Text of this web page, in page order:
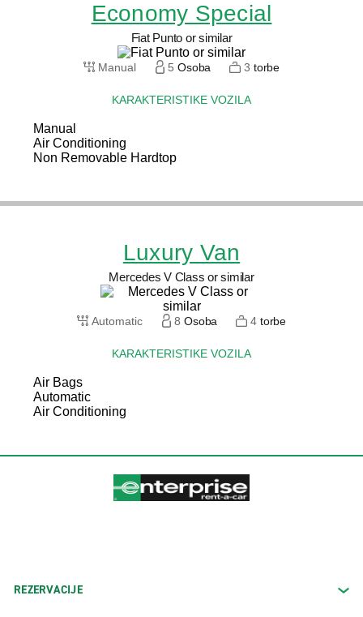
Economy Special
Fiat Punto or similar
Manual 5 Osoba 3 torbe
KARAKTERISTIKE VOZILA
Manual
Air Conditioning
Non Removable Hardtop
Luxury Van
Mercedes V Class or similar
Automatic 8 Osoba 4 torbe
KARAKTERISTIKE VOZILA
Air Bags
Automatic
Air Conditioning
REZERVACIJE